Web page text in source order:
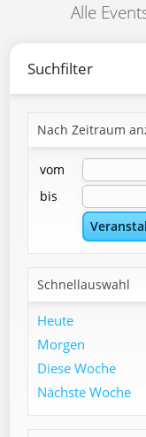
Alle
Suchfilter
Nach Zeitraum
vom
bis
Schnellauswahl
Heute
Morgen
Diese Woche
Nächste Woche